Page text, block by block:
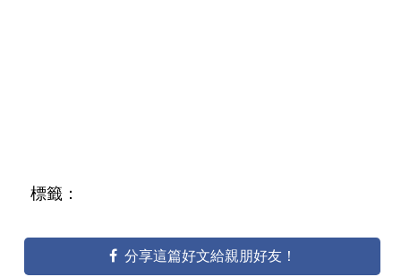
標籤：
分享這篇好文給親朋好友！